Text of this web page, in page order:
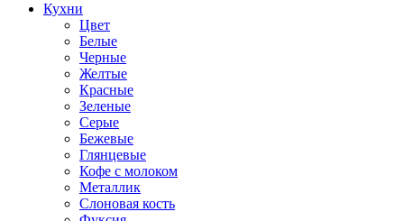
Кухни
Цвет
Белые
Черные
Желтые
Красные
Зеленые
Серые
Бежевые
Глянцевые
Кофе с молоком
Металлик
Слоновая кость